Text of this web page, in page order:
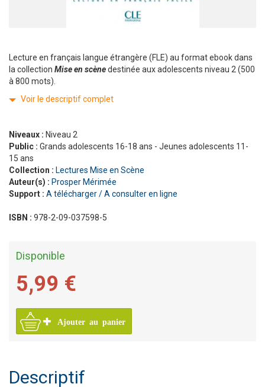
Lecture en français langue étrangère (FLE) au format ebook dans
la collection Mise en scènedestinée aux adolescents niveau 2 (500
à 800 mots).
Voir le descriptif complet
Niveaux : Niveau 2
Public : Grands adolescents 16-18 ans - Jeunes adolescents 11-
15 ans
Collection : Lectures Mise en Scène
Auteur(s) : Prosper Mérimée
Support : A télécharger / A consulter en ligne
ISBN : 978-2-09-037598-5
Disponible
5,99 €
Ajouter au panier
Descriptif